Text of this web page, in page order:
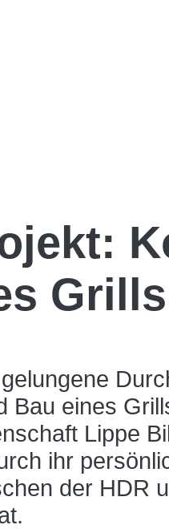
Bau eines
Lippe
ihr
der HDR